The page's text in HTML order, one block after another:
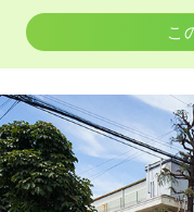
病棟
給与 32.7 /月 賞
※経験7年の例
時間 8:30～17:30
4週8休以上
月給
気になる
外来正看護師
日勤のみ（常勤）
給与 21.6万円/月 賞
※一例
こ